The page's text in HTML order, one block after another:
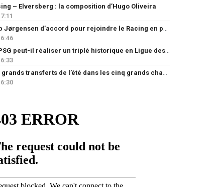
– Elversberg : la composition d’Hugo Oliveira